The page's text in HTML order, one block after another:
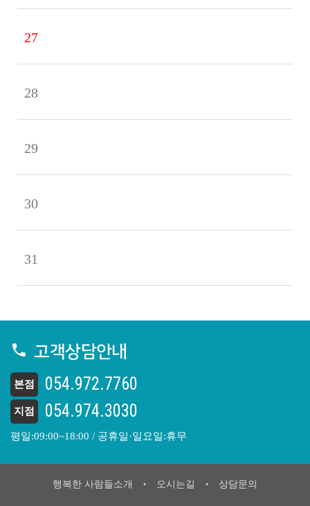
27
28
29
30
31
고객상담안내
본점 054.972.7760
지점 054.974.3030
평일:09:00~18:00 / 공휴일·일요일:휴무
행복한 사람들소개 • 오시는길 • 상담문의